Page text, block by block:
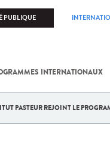
PUBLIQUE
INTERNATIONAUX
PASTEUR REJOINT LE